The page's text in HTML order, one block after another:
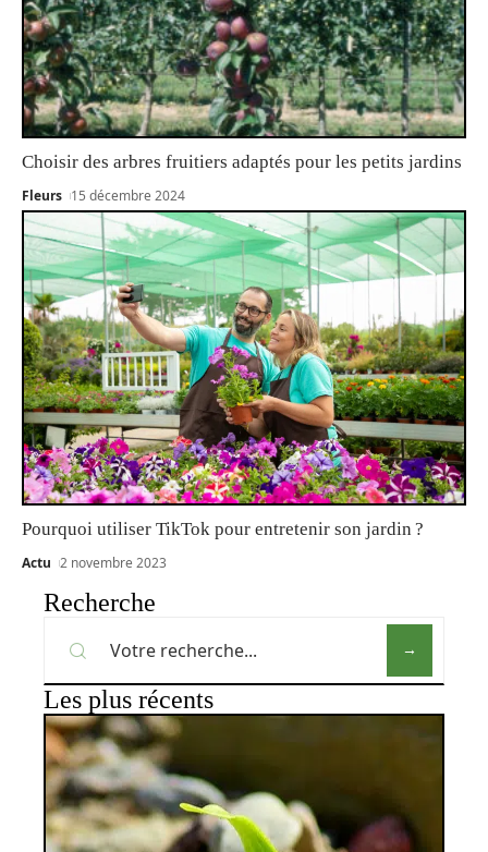
Choisir des arbres fruitiers adaptés pour les petits jardins
Fleurs 15 décembre 2024
Pourquoi utiliser TikTok pour entretenir son jardin ?
Actu 2 novembre 2023
Recherche
Les plus récents